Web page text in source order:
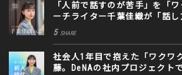
「人前で話すのが苦手」を「
ーチライター千葉佳織が「話
に込めた思い
5 SHARE
社会人1年目で抱えた「ワクワ
藤。DeNAの社内プロジェクト